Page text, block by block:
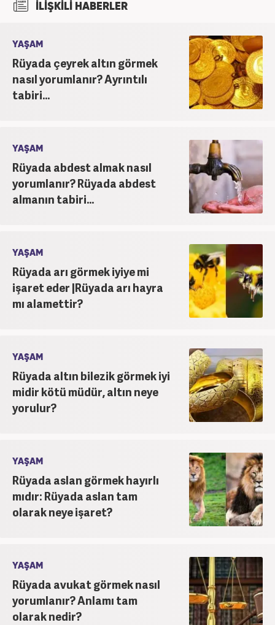
İLİŞKİLİ HABERLER
YAŞAM
Rüyada çeyrek altın görmek
nasıl yorumlanır? Ayrıntılı
tabiri...
YAŞAM
Rüyada abdest almak nasıl
yorumlanır? Rüyada abdest
almanın tabiri...
YAŞAM
Rüyada arı görmek iyiye mi
işaret eder |Rüyada arı hayra
mı alamettir?
YAŞAM
Rüyada altın bilezik görmek iyi
midir kötü müdür, altın neye
yorulur?
YAŞAM
Rüyada aslan görmek hayırlı
mıdır: Rüyada aslan tam
olarak neye işaret?
YAŞAM
Rüyada avukat görmek nasıl
yorumlanır? Anlamı tam
olarak nedir?